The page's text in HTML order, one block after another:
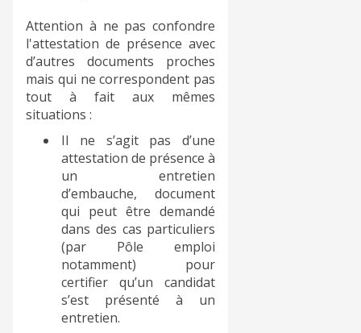
Attention à ne pas confondre
l'attestation de présence avec
d’autres documents proches
mais qui ne correspondent pas
tout à fait aux mêmes
situations :
Il ne s’agit pas d’une
attestation de présence à
un entretien
d’embauche, document
qui peut être demandé
dans des cas particuliers
(par Pôle emploi
notamment) pour
certifier qu’un candidat
s’est présenté à un
entretien.